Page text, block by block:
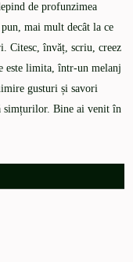
de profunzimea
mai mult decât la ce
Citesc, învăț, scriu, creez
este limita, într-un melanj
gusturi și savori
simțurilor. Bine ai venit în